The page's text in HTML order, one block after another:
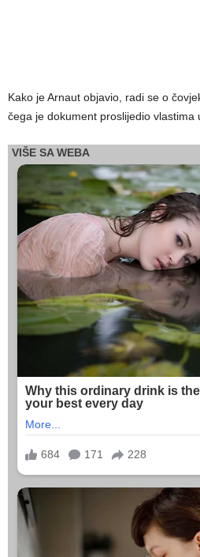
Kako je Arnaut objavio, radi se o
čega je dokument proslijedio vlastima